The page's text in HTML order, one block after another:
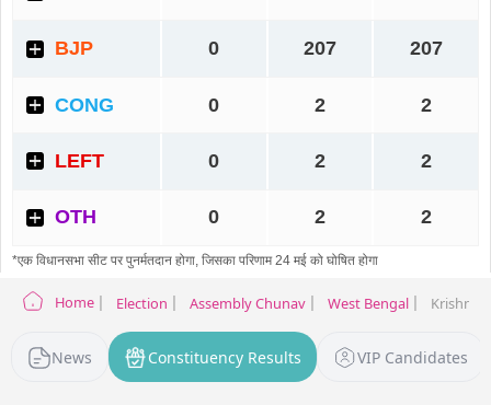
Home Election Assembly Chunav West Bengal
News Constituency Results VIP Candidates